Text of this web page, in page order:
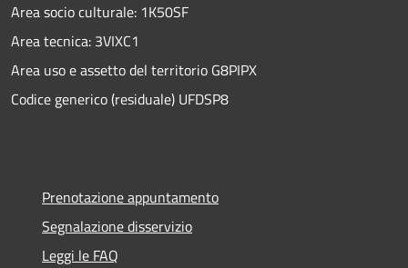
Area socio culturale: 1K50SF
Area tecnica: 3VIXC1
Area uso e assetto del territorio G8PIPX
Codice generico (residuale) UFDSP8
Prenotazione appuntamento
Segnalazione disservizio
Leggi le FAQ